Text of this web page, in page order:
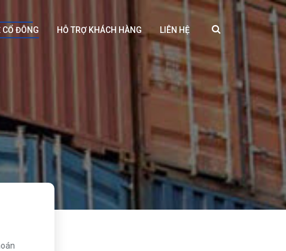
CỔ ĐÔNG HỖ TRỢ KHÁCH HÀNG LIÊN HỆ